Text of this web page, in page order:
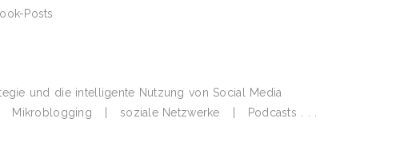
Posts
und die intelligente Nutzung von Social Media
| soziale Netzwerke | Podcasts . . .